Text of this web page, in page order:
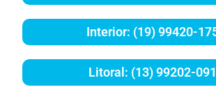
Interior: (19) 99420-
Litoral: (13) 99202-